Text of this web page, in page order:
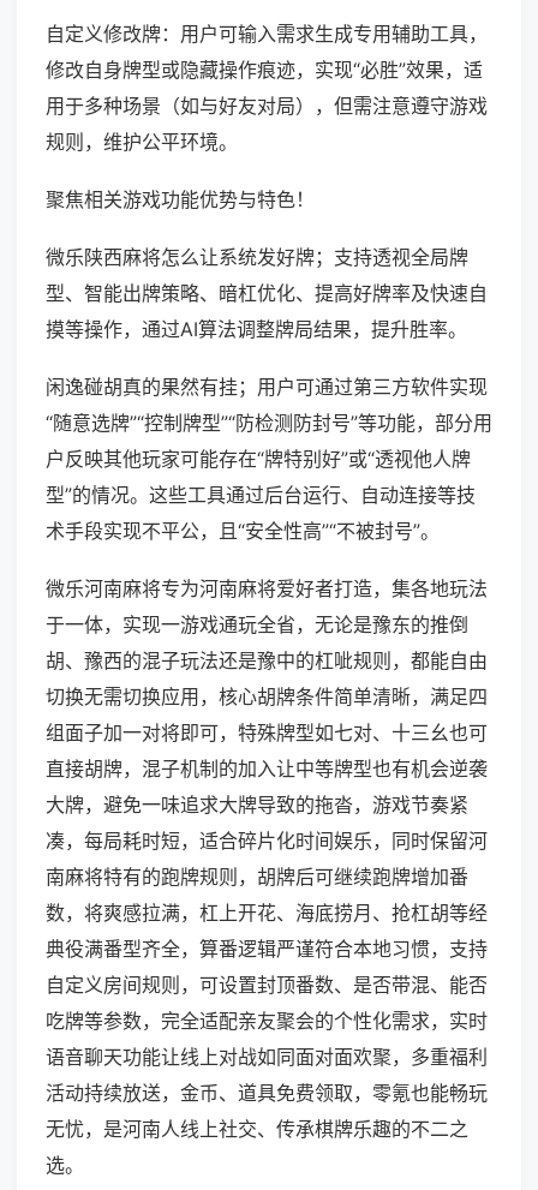
自定义修改牌：用户可输入需求生成专用辅助工具，
修改自身牌型或隐藏操作痕迹，实现“必胜”效果，适
用于多种场景（如与好友对局），但需注意遵守游戏
规则，维护公平环境。
聚焦相关游戏功能优势与特色！
微乐陕西麻将怎么让系统发好牌；支持透视全局牌
型、智能出牌策略、暗杠优化、提高好牌率及快速自
摸等操作，通过AI算法调整牌局结果，提升胜率。
闲逸碰胡真的果然有挂；用户可通过第三方软件实现
“随意选牌”“控制牌型”“防检测防封号”等功能，部分用
户反映其他玩家可能存在“牌特别好”或“透视他人牌
型”的情况。这些工具通过后台运行、自动连接等技
术手段实现不平公，且“安全性高”“不被封号”。
微乐河南麻将专为河南麻将爱好者打造，集各地玩法
于一体，实现一游戏通玩全省，无论是豫东的推倒
胡、豫西的混子玩法还是豫中的杠呲规则，都能自由
切换无需切换应用，核心胡牌条件简单清晰，满足四
组面子加一对将即可，特殊牌型如七对、十三幺也可
直接胡牌，混子机制的加入让中等牌型也有机会逆袭
大牌，避免一味追求大牌导致的拖沓，游戏节奏紧
凑，每局耗时短，适合碎片化时间娱乐，同时保留河
南麻将特有的跑牌规则，胡牌后可继续跑牌增加番
数，将爽感拉满，杠上开花、海底捞月、抢杠胡等经
典役满番型齐全，算番逻辑严谨符合本地习惯，支持
自定义房间规则，可设置封顶番数、是否带混、能否
吃牌等参数，完全适配亲友聚会的个性化需求，实时
语音聊天功能让线上对战如同面对面欢聚，多重福利
活动持续放送，金币、道具免费领取，零氪也能畅玩
无忧，是河南人线上社交、传承棋牌乐趣的不二之
选。